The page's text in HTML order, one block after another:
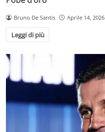
Bruno De Santis Aprile 14, 2026
Leggi di più